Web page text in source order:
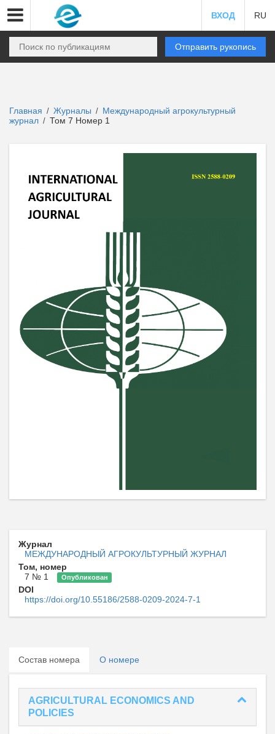
ВХОД RU
Отправить рукопись
Главная / Журналы / Международный агрокультурный
журнал / Том 7 Номер 1
Журнал
МЕЖДУНАРОДНЫЙ АГРОКУЛЬТУРНЫЙ ЖУРНАЛ
Том, номер
7 № 1
Опубликован
DOI
https://doi.org/10.55186/2588-0209-2024-7-1
Состав номера О номере
AGRICULTURAL ECONOMICS AND
POLICIES